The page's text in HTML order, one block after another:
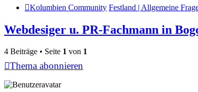
Kolumbien Community Festland | Allgemeine
Webdesiger u. PR-Fachmann in
4 Beiträge • Seite 1 von 1
Thema abonnieren